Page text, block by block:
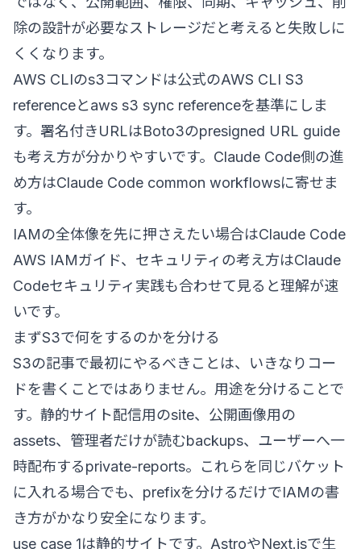
除の設計が必要なストレージだと考えると失敗しに
くくなります。
AWS CLIのs3コマンドは公式のAWS CLI S3
referenceとaws s3 sync referenceを基準にしま
す。署名付きURLはBoto3のpresigned URL guide
も考え方が分かりやすいです。Claude Code側の進
め方はClaude Code common workflowsに寄せま
す。
IAMの全体像を先に押さえたい場合はClaude Code
AWS IAMガイド、セキュリティの考え方はClaude
Codeセキュリティ実践も合わせて見ると理解が速
いです。
まずS3で何をするのかを分ける
S3の記事で最初にやるべきことは、いきなりコー
ドを書くことではありません。用途を分けることで
す。静的サイト配信用のsite、公開画像用の
assets、管理者だけが読むbackups、ユーザーへ一
時配布するprivate-reports。これらを同じバケット
に入れる場合でも、prefixを分けるだけでIAMの書
き方がかなり安全になります。
use case 1は静的サイトです。AstroやNext.jsで生